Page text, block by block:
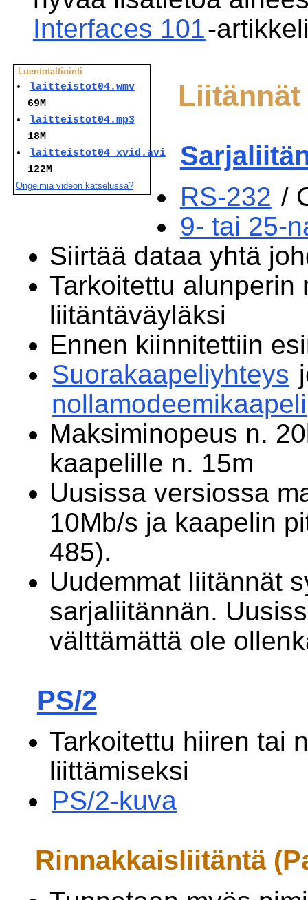
Interfaces 101-
Luentotaltiointi
laitteistot04.wmv
69M
laitteistot04.mp3
18M
laitteistot04_xvid.avi
122M
Ongelmia videon katselussa? RS-232 /
9- tai 25-
Siirtää dataa yhtä
Tarkoitettu alunperin
liitäntäväyläksi
Ennen kiinnitettiin
Suorakaapeliyhteys
nollamodeemikaapeli
Maksiminopeus n.
kaapelille n. 15m
Uusissa versiossa
10Mb/s ja kaapelin
485).
Uudemmat liitännät
sarjaliitännän.
välttämättä ole
PS/2
Tarkoitettu hiiren tai
liittämiseksi
PS/2-kuva
Rinnakkaisliitäntä